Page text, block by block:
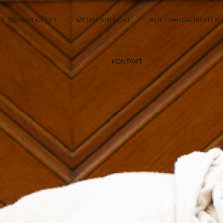
SCHUHLÖFFEL MESSERBLÖCKE AUFTRAGSARBEITEN
KONTAKT